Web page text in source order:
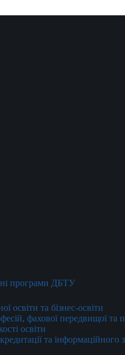
програми ДБТУ
освіти та бізнес-освіти
фахової передвищої та
освіти
та інформаційного